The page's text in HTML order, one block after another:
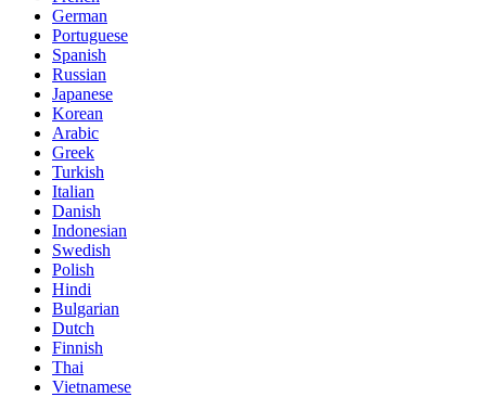
German
Portuguese
Spanish
Russian
Japanese
Korean
Arabic
Greek
Turkish
Italian
Danish
Indonesian
Swedish
Polish
Hindi
Bulgarian
Dutch
Finnish
Thai
Vietnamese